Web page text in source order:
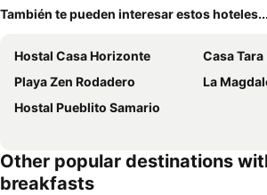
También te pueden interesar estos hoteles...
Hostal Casa Horizonte
Casa Tara
Playa Zen Rodadero
La
Hostal Pueblito Samario
Other popular destinations
breakfasts